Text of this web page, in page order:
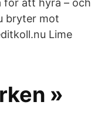
för att hyra – och
bryter mot
Lime
»